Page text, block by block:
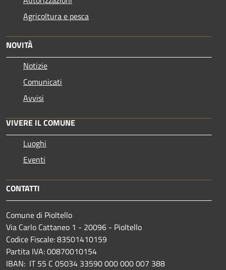
Agricoltura e pesca
NOVITÀ
Notizie
Comunicati
Avvisi
VIVERE IL COMUNE
Luoghi
Eventi
CONTATTI
Comune di Pioltello
Via Carlo Cattaneo 1 - 20096 - Pioltello
Codice Fiscale: 83501410159
Partita IVA: 00870010154
IBAN: IT 55 C 05034 33590 000 000 007 388